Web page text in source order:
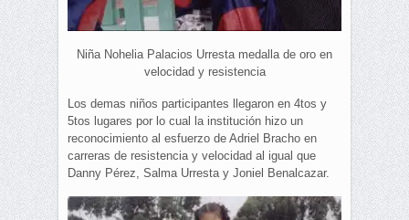
Niña Nohelia Palacios Urresta medalla de oro en
velocidad y resistencia
Los demas niños participantes llegaron en 4tos y
5tos lugares por lo cual la institución hizo un
reconocimiento al esfuerzo de Adriel Bracho en
carreras de resistencia y velocidad al igual que
Danny Pérez, Salma Urresta y Joniel Benalcazar.